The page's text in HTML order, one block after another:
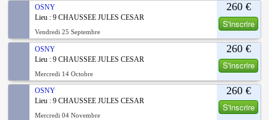
260 €
S'inscrire
OSNY
Lieu : 9 CHAUSSEE JULES CESAR
Vendredi 25 Septembre
260 €
S'inscrire
OSNY
Lieu : 9 CHAUSSEE JULES CESAR
Mercredi 14 Octobre
260 €
S'inscrire
OSNY
Lieu : 9 CHAUSSEE JULES CESAR
Mercredi 04 Novembre